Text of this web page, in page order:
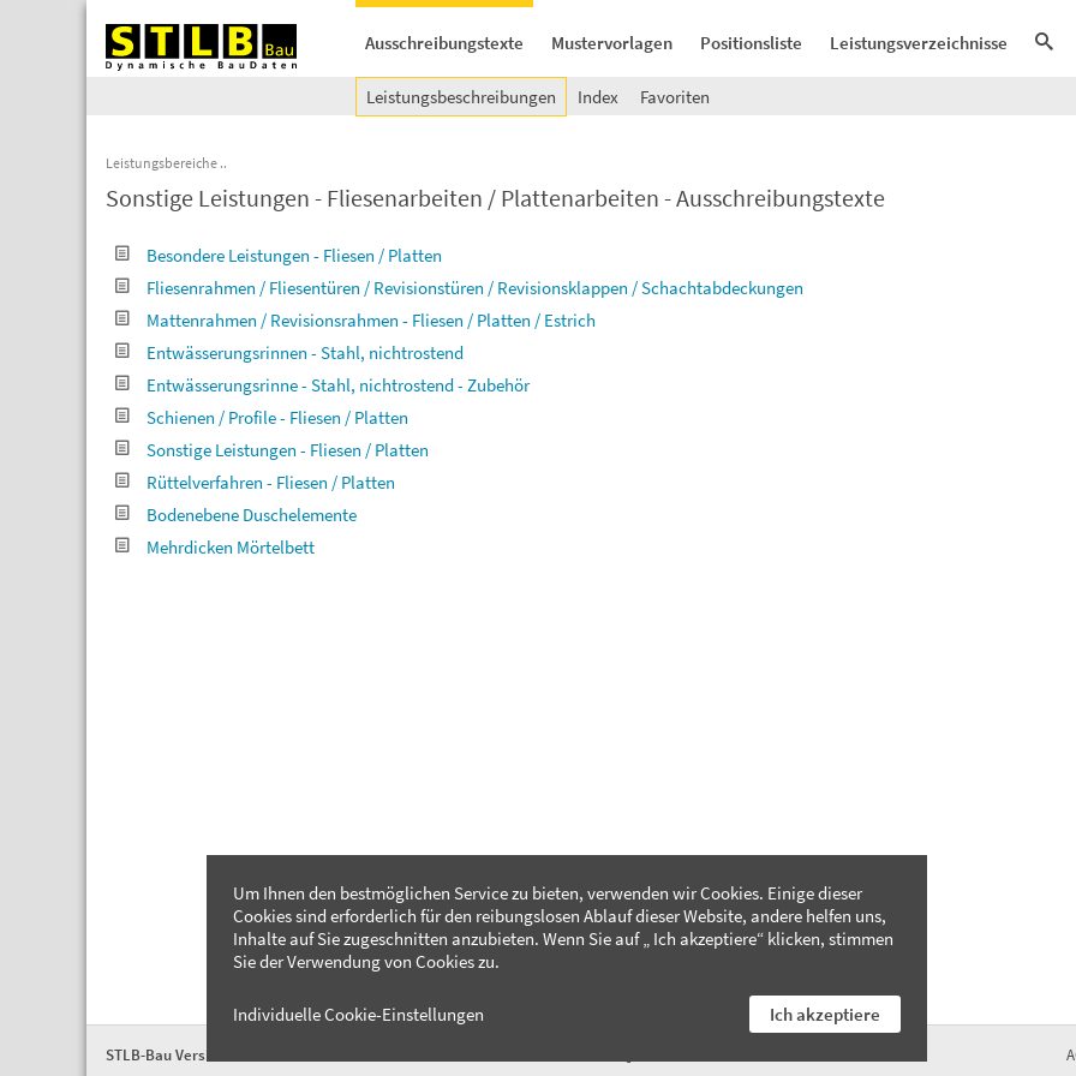
Ausschreibungstexte Mustervorlagen Positionsliste Leistungsverzeichnisse
Leistungsbeschreibungen Index Favoriten
Leistungsbereiche
Sonstige Leistungen - Fliesenarbeiten / Plattenarbeiten - Ausschreibungstexte
Besondere Leistungen - Fliesen / Platten
Fliesenrahmen / Fliesentüren / Revisionstüren / Revisionsklappen / Schachtabdeckungen
Mattenrahmen / Revisionsrahmen - Fliesen / Platten / Estrich
Entwässerungsrinnen - Stahl, nichtrostend
Entwässerungsrinne - Stahl, nichtrostend - Zubehör
Schienen / Profile - Fliesen / Platten
Sonstige Leistungen - Fliesen / Platten
Rüttelverfahren - Fliesen / Platten
Bodenebene Duschelemente
Mehrdicken Mörtelbett
STLB-Bau Version 2026-04
Um Ihnen den bestmöglichen Service zu bieten, verwenden wir Cookies. Einige dieser
Cookies sind erforderlich für den reibungslosen Ablauf dieser Website, andere helfen uns,
Inhalte auf Sie zugeschnitten anzubieten. Wenn Sie auf „ Ich akzeptiere“ klicken, stimmen
Sie der Verwendung von Cookies zu.
Individuelle Cookie-Einstellungen Ich akzeptiere